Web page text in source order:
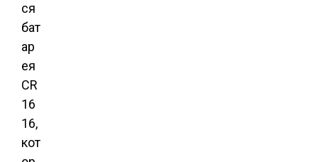
ся
бат
ар
ея
CR
16
16,
кот